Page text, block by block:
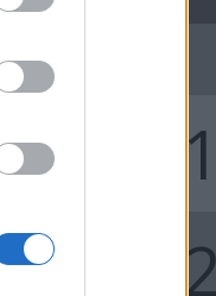
(2011-12)
1
2